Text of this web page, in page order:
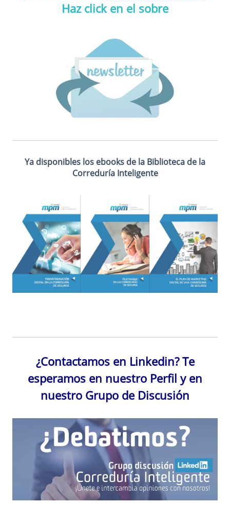
Haz click en el sobre
Ya disponibles los ebooks de la Biblioteca de la
Correduría Inteligente
¿Contactamos en Linkedin? Te
esperamos en nuestro Perfil y en
nuestro Grupo de Discusión